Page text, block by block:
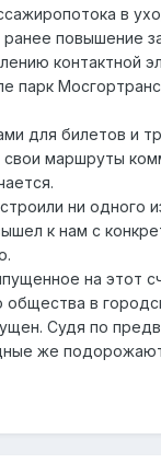
в
повышение
контактной
для билетов и
маршруты
ни одного
к нам с
на этот
общества в
Судя по
же